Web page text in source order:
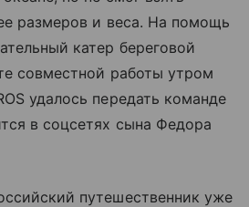
размеров и веса. На помощь
катер береговой
совместной работы утром
удалось передать команде
в соцсетях сына Федора
путешественник уже